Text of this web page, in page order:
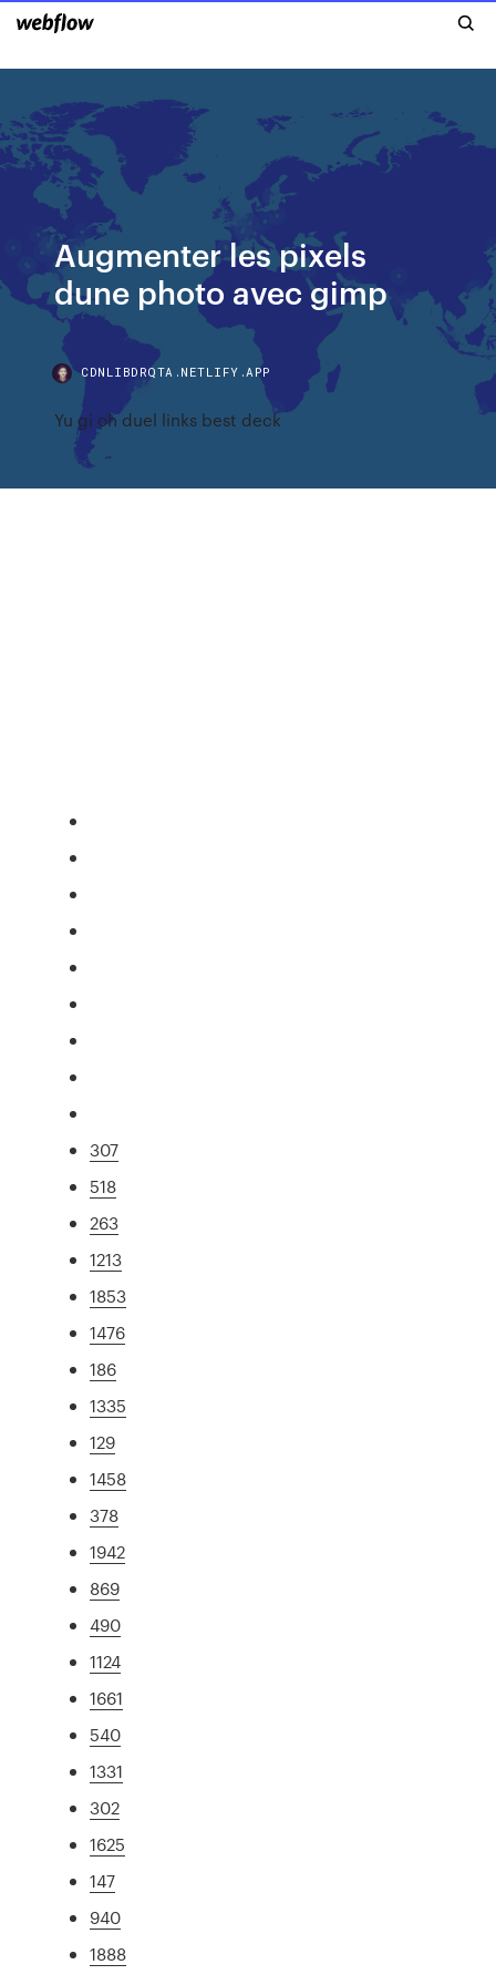
Augmenter les pixels
dune photo avec gimp
CDNLIBDRQTA.NETLIFY.APP
Yu gi oh duel links best deck
307
518
263
1213
1853
1476
186
1335
129
1458
378
1942
869
490
1124
1661
540
1331
302
1625
147
940
1888